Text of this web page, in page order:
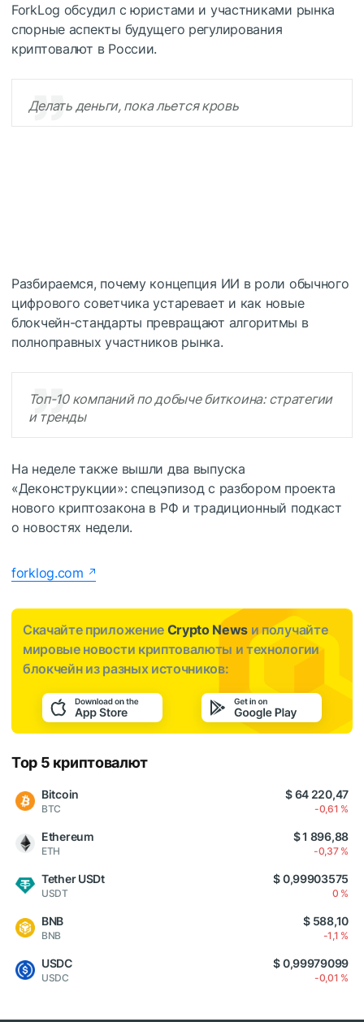
ForkLog обсудил с юристами и участниками рынка
спорные аспекты будущего регулирования
криптовалют в России.
Делать деньги, пока льется кровь
Разбираемся, почему концепция ИИ в роли обычного
цифрового советчика устаревает и как новые
блокчейн-стандарты превращают алгоритмы в
полноправных участников рынка.
Топ-10 компаний по добыче биткоина: стратегии
и тренды
На неделе также вышли два выпуска
«Деконструкции»: спецэпизод с разбором проекта
нового криптозакона в РФ и традиционный подкаст
о новостях недели.
forklog.com
Скачайте приложение Crypto News и получайте
мировые новости криптовалюты и технологии
блокчейн из разных источников:
Top 5 криптовалют
Bitcoin
BTC
$ 64 220,47
-0,61 %
Ethereum
ETH
$ 1 896,88
-0,37 %
Tether USDt
USDT
$ 0,99903575
0 %
BNB
BNB
$ 588,10
-1,1 %
USDC
USDC
$ 0,99979099
-0,01 %